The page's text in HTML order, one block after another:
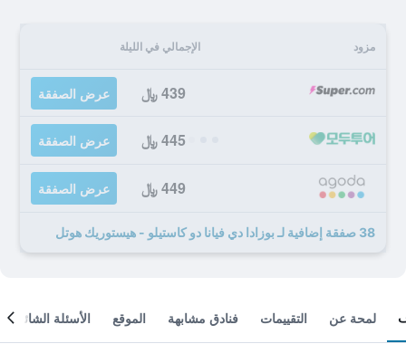
مزود الإجمالي في الليلة
439 ﷼ عرض الصفقة
445 ﷼ عرض الصفقة
449 ﷼ عرض الصفقة
38 صفقة إضافية لـ بوزادا دي فيانا دو كاستيلو - هيستوريك هوتل
لمحة عن التقييمات فنادق مشابهة الموقع الأسئلة الشائعة